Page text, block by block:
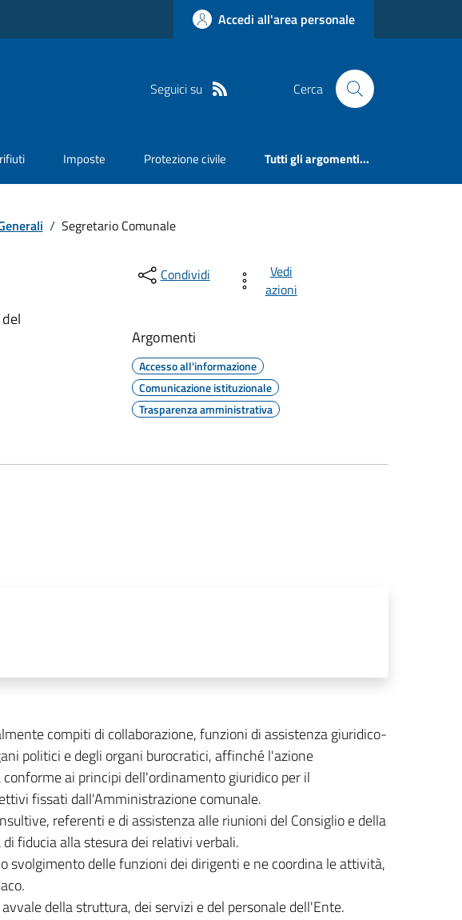
Accedi all'area personale
Seguici su Cerca
Imposte Protezione civile Tutti gli argomenti...
/ Segretario Comunale
Condividi
Vedi
azioni
Argomenti
Accesso all'informazione
Comunicazione istituzionale
Trasparenza amministrativa
compiti di collaborazione, funzioni di assistenza giuridico-
politici e degli organi burocratici, affinché l'azione
ai principi dell'ordinamento giuridico per il
fissati dall'Amministrazione comunale.
referenti e di assistenza alle riunioni del Consiglio e della
fiducia alla stesura dei relativi verbali.
svolgimento delle funzioni dei dirigenti e ne coordina le attività,
della struttura, dei servizi e del personale dell'Ente.